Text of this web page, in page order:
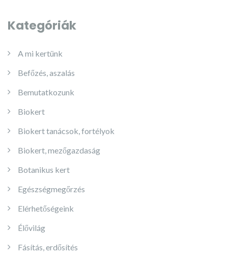
Kategóriák
A mi kertünk
Befőzés, aszalás
Bemutatkozunk
Biokert
Biokert tanácsok, fortélyok
Biokert, mezőgazdaság
Botanikus kert
Egészségmegőrzés
Elérhetőségeink
Élővilág
Fásítás, erdősítés